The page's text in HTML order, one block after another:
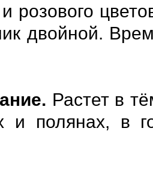
и розового
двойной.
Растет в
и полянах, в